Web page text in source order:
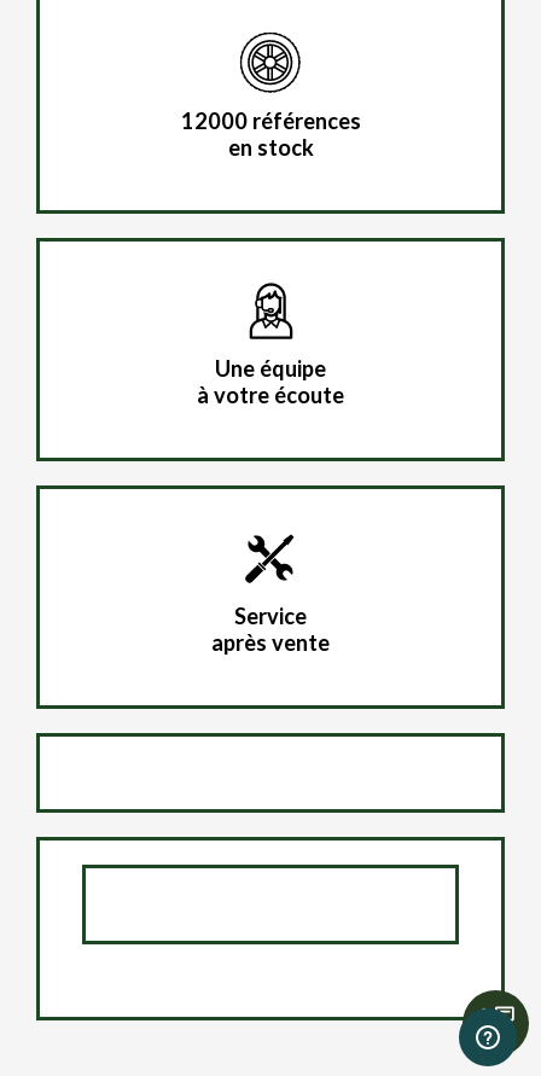
12000 références
en stock
Une équipe
à votre écoute
Service
après vente